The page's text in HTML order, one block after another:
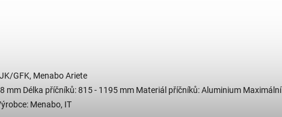
GFK, Menabo Ariete
Délka příčníků: 815 - 1195 mm Materiál příčníků: Aluminium Maximální
Menabo, IT